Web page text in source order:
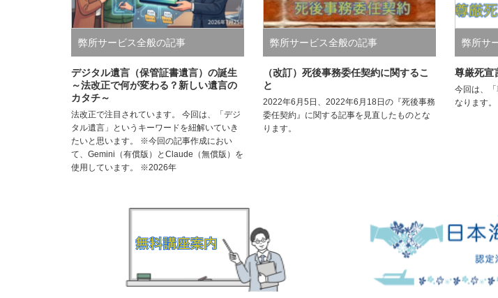
弊所サービス全般の記事
デジタル遺言（保管証書遺言）の誕生
～法改正で何が変わる？新しい遺言の
カタチ～
法改正で注目されています。 今回は、「デジ
タル遺言」というキーワードを紐解いていき
たいと思います。 ※今回の記事作成におい
て、Gemini（有償版）とClaude（無償版）を
使用しています。 ※2026年
弊所サービス全般の記事
（改訂）死後事務委任契約に関するこ
と
2022年6月5日、2022年6月18日の『死後事務
委任契約』に関する記事を見直したものとな
ります。
弊所サ
尊厳死宣
今回は、
なります。